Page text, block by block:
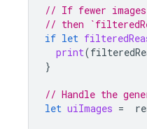
// If fewer images
// then
if let
print(
}
// Handle the
let uiImages =